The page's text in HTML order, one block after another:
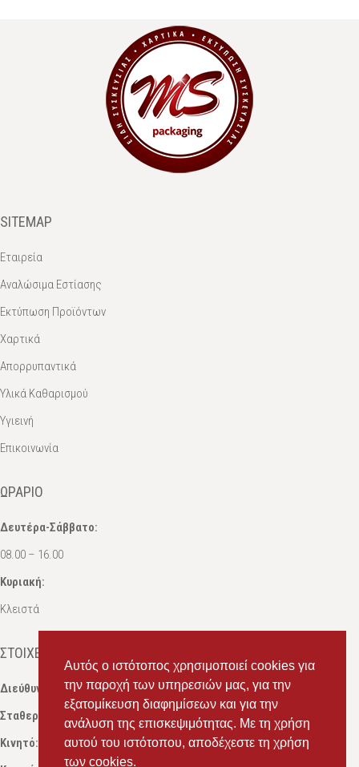
Αυτός ο ιστότοπος χρησιμοποιεί cookies για
την παροχή των υπηρεσιών μας, για την
εξατομίκευση διαφημίσεων και για την
ανάλυση της επισκεψιμότητας. Με τη χρήση
αυτού του ιστότοπου, αποδέχεστε τη χρήση
των cookies.
SITEMAP
Εταιρεία
Αναλώσιμα Εστίασης
Εκτύπωση Προϊόντων
Χαρτικά
Απορρυπαντικά
Υλικά Καθαρισμού
Υγιεινή
Επικοινωνία
ΩΡΆΡΙΟ
Δευτέρα-Σάββατο:
08.00 – 16.00
Κυριακή:
Κλειστά
ΣΤΟΙΧΕΊΑ ΕΠΙΚΟΙΝΩΝΊΑΣ
Διεύθυνση:
Ευδόξου 7, Πάτρα, Τ.Κ. 263 31
Σταθερό:
2614 000595
Κινητό:
69434 75072 , Σαλπόγλου Μαρία